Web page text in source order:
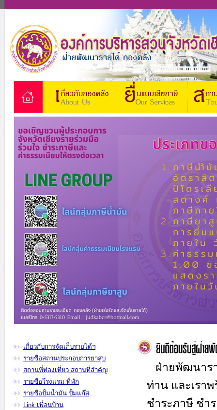
เกี่ยวกับการจัดเก็บรายได้ฯ
รายชื่อสถานประกอบการยาสูบ
สถานที่ท่องเที่ยว สถานที่สำคัญ
รายชื่อโรงแรม ที่พัก
รายชื่อปั้มน้ำมัน ปั้มแก๊ส
Link เพื่อนบ้าน
ฝ่ายพัฒนาร
ท่าน และเรา
ชำระภาษี ชำ